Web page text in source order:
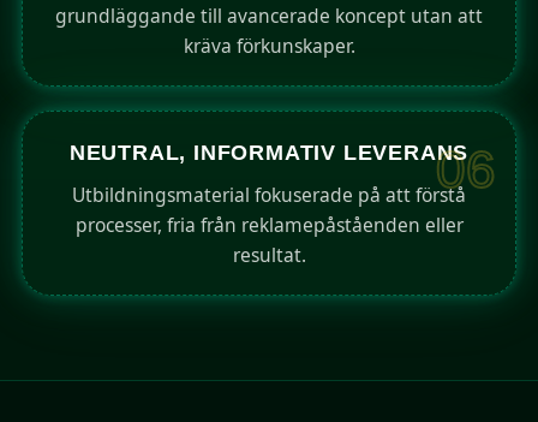
grundläggande till avancerade koncept utan att
kräva förkunskaper.
06
NEUTRAL, INFORMATIV LEVERANS
Utbildningsmaterial fokuserade på att förstå
processer, fria från reklamepåståenden eller
resultat.